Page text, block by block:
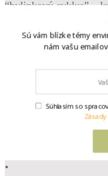
•
Sú vám blízke témy
nám vašu
Súhlasím so